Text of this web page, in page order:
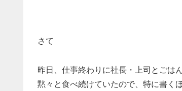
さて
昨日、仕事終わりに社長・上司とごは
黙々と食べ続けていたので、特に書く